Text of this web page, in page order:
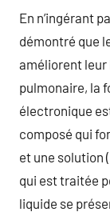
En n’ingérant
démontré que
améliorent leur
pulmonaire, la
électronique
composé qui
et une solution
qui est traitée
liquide se